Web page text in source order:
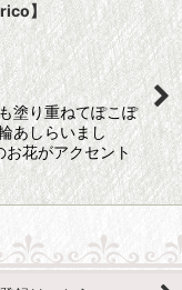
】
塗り重ねてぽこぽ
あしらいまし
花がアクセント